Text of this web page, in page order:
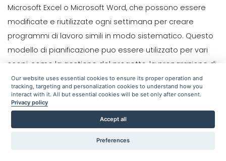
Scheduling
Il modo in cui il giusto
programmatore puo generare valore
nella pianificazione
Scheduling
5 Le migliori caratteristiche di
giornaliera per facilitare la creazione
di pianificazione del lavoro
Michelle Jaco Oct 12, 2020
Management
Come comunicare come team in un
ristorante la
Michelle Jaco Oct 12, 2020
Perche devi usare un'app di
programmazione nel tuo ristorante I
Michelle Jaco
Scheduling
Microsoft Excel o Microsoft Word, che possono essere
modificate e riutilizzate ogni settimana per creare
programmi di lavoro simili in modo sistematico. Questo
modello di pianificazione puo essere utilizzato per vari
scopi, come la gestione del progetto, la preparazione di
calendari settimanali e la gestione delle scadenze e la
pianificazione delle riunioni settimanali del team. Il
modello di pianificazione settimanale contiene in
genere spazi vuoti per ogni giorno della settimana, che
Our website uses essential cookies to ensure its proper operation and
tracking, targeting and personalization cookies to understand how you
interact with it. All but essential cookies will be set only after consent.
Privacy policy
Accept all
Preferences